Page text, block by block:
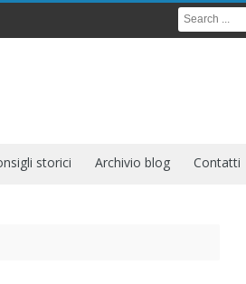
storici Archivio blog Contatti